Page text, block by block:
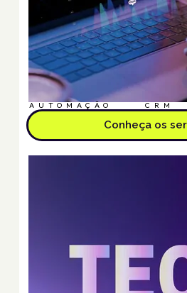
AUTOMAÇÃO CRM
Conheça os